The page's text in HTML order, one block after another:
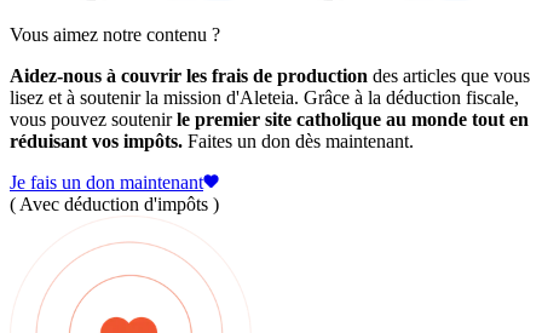
Vous aimez notre contenu ?
Aidez-nous à couvrir les frais de production des articles que vous
lisez et à soutenir la mission d'Aleteia. Grâce à la déduction fiscale,
vous pouvez soutenirle premier site catholique au monde tout en
réduisant vos impôts. Faites un don dès maintenant.
Je fais un don maintenant
( Avec déduction d'impôts )